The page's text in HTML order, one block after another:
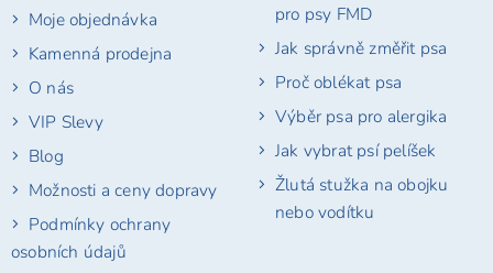
Moje objednávka
Kamenná prodejna
O nás
VIP Slevy
Blog
Možnosti a ceny dopravy
Podmínky ochrany
osobních údajů
pro psy FMD
Jak správně změřit psa
Proč oblékat psa
Výběr psa pro alergika
Jak vybrat psí pelíšek
Žlutá stužka na obojku
nebo vodítku